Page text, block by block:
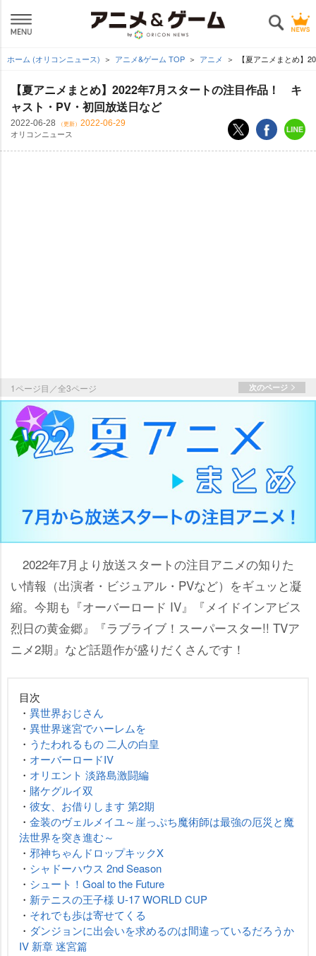
ホーム (オリコンニュース) アニメ&ゲーム TOP アニメ 【夏アニメまとめ】
【夏アニメまとめ】2022年7月スタートの注目作品！ キ
ャスト・PV・初回放送日など
2022-06-28 （更新） 2022-06-29
オリコンニュース
1ページ目／全3ページ 次のページ
2022年7月より放送スタートの注目アニメの知りた
い情報（出演者・ビジュアル・PVなど）をギュッと凝
縮。今期も『オーバーロード IV』『メイドインアビス
烈日の黄金郷』『ラブライブ！スーパースター!! TVア
ニメ2期』など話題作が盛りだくさんです！
目次
・ 異世界おじさん
・ 異世界迷宮でハーレムを
・ うたわれるもの 二人の白皇
・ オーバーロードIV
・ オリエント 淡路島激闘編
・ 賭ケグルイ双
・ 彼女、お借りします 第2期
・ 金装のヴェルメイユ～崖っぷち魔術師は最強の厄災と魔
法世界を突き進む～
・ 邪神ちゃんドロップキックX
・ シャドーハウス 2nd Season
・ シュート！Goal to the Future
・ 新テニスの王子様 U-17 WORLD CUP
・ それでも歩は寄せてくる
・ ダンジョンに出会いを求めるのは間違っているだろうか
IV 新章 迷宮篇